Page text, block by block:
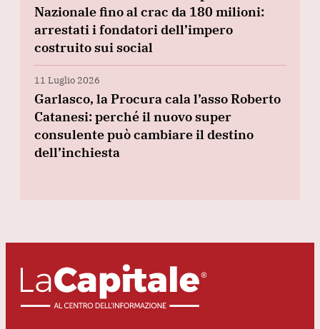
Nazionale fino al crac da 180 milioni:
arrestati i fondatori dell’impero
costruito sui social
11 Luglio 2026
Garlasco, la Procura cala l’asso Roberto
Catanesi: perché il nuovo super
consulente può cambiare il destino
dell’inchiesta